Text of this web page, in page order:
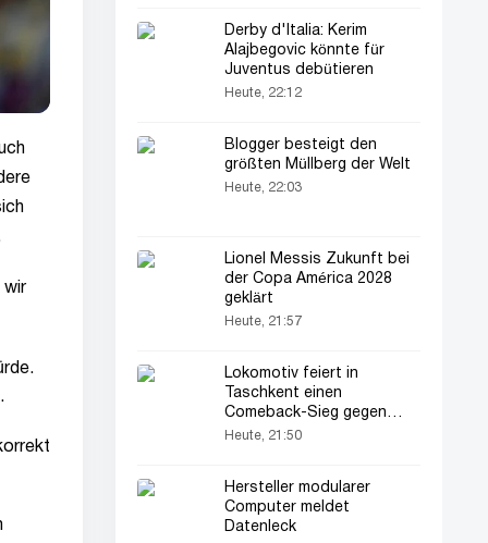
wir
Derby d'Italia: Kerim
Alajbegovic könnte für
Juventus debütieren
Heute, 22:12
Blogger besteigt den
größten Müllberg der Welt
Heute, 22:03
Lionel Messis Zukunft bei
der Copa América 2028
geklärt
Heute, 21:57
Lokomotiv feiert in
Taschkent einen
Comeback-Sieg gegen
Dinamo
Heute, 21:50
Hersteller modularer
Computer meldet
Datenleck